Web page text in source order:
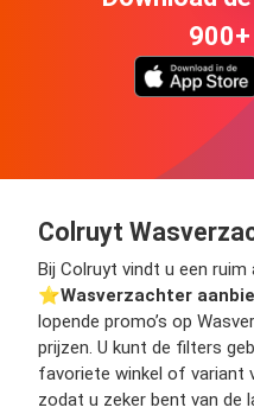
Colruyt
Bij Colruyt vindt u een ruim
⭐️Wasverzachter
lopende promo’s op
prijzen. U kunt de filters
favoriete winkel of variant
zodat u zeker bent van de